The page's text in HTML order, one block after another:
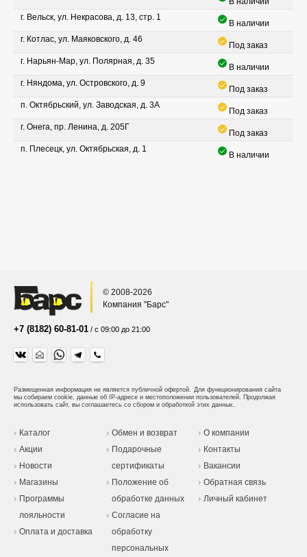
г. Вельск, ул. Некрасова, д. 13, стр. 1
В наличии
г. Котлас, ул. Маяковского, д. 46
Под заказ
г. Нарьян-Мар, ул. Полярная, д. 35
В наличии
г. Няндома, ул. Островского, д. 9
Под заказ
п. Октябрьский, ул. Заводская, д. 3А
Под заказ
г. Онега, пр. Ленина, д. 205Г
Под заказ
п. Плесецк, ул. Октябрьская, д. 1
В наличии
© 2008-2026
Компания "Барс"
+7 (8182) 60-81-01 / с 09:00 до 21:00
Размещенная информация не является публичной офертой. Для функционирования сайта
мы собираем cookie, данные об IP-адресе и местоположении пользователей. Продолжая
использовать сайт, вы соглашаетесь со сбором и обработкой этих данных.
Каталог
Акции
Новости
Магазины
Программы
лояльности
Оплата и доставка
Обмен и возврат
Подарочные
сертификаты
Положение об
обработке данных
Согласие на
обработку
персональных
О компании
Контакты
Вакансии
Обратная связь
Личный кабинет